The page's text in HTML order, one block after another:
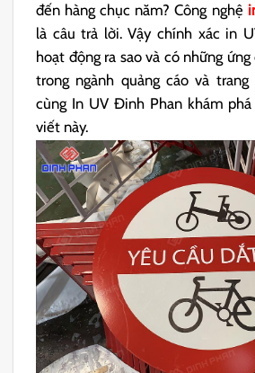
đến hàng chục năm? Công nghệ
là câu trả lời. Vậy chính xác in
hoạt động ra sao và có những
trong ngành quảng cáo và
cùng In UV Đinh Phan khám
viết này.